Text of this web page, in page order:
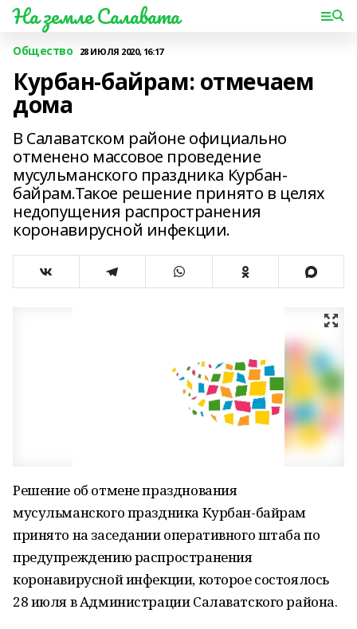
На земле Салавата
Общество 28 ИЮЛЯ 2020, 16:17
Курбан-байрам: отмечаем
дома
В Салаватском районе официально
отменено массовое проведение
мусульманского праздника Курбан-
байрам.Такое решение принято в целях
недопущения распространения
коронавирусной инфекции.
Решение об отмене празднования
мусульманского праздника Курбан-байрам
принято на заседании оперативного штаба по
предупреждению распространения
коронавирусной инфекции, которое состоялось
28 июля в Администрации Салаватского района.